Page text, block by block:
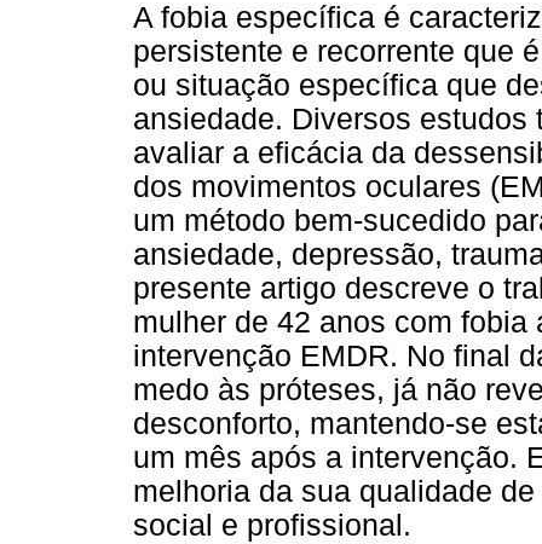
A fobia específica é
persistente e recorrente que
ou situação específica que
ansiedade. Diversos
avaliar a eficácia da
dos movimentos oculares
um método bem-sucedido
ansiedade, depressão,
presente artigo descreve o
mulher de 42 anos com
intervenção EMDR. No final
medo às próteses, já não
desconforto, mantendo-se
um mês após a intervenção.
melhoria da sua qualidade
social e profissional.